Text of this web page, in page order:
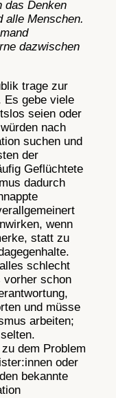
das Denken
alle Menschen.
dazwischen
trage zur
Es gebe viele
seien oder
nach
suchen und
der
Geflüchtete
dadurch
wenn
statt zu
schlecht
vorher schon
und müsse
arbeiten;
dem Problem
oder
bekannte